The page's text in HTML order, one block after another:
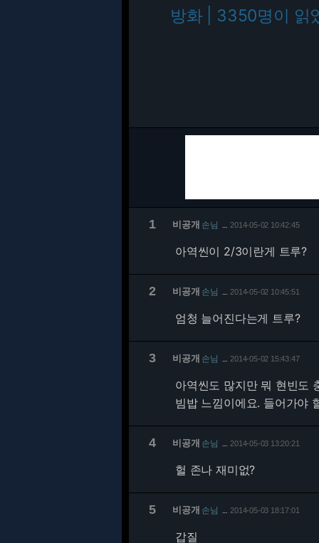
방화 | 3350명이 읽
1 비공개 손님 2014-05-02 10:42:45
아역씬이 2/3이란게 트루?
2 비공개 손님 2014-05-02 10:45:51
엄청 늘어진다는게 트루?
3 비공개 손님 2014-05-02 15:43:47
아역씬도 많지만 뭐 현빈도
빔밥 느낌이에요. 들어가야
4 비공개 손님 2014-05-03 13:20:21
헐 존나 재미없?
5 비공개 손님 2014-05-03 18:17:01
갑질